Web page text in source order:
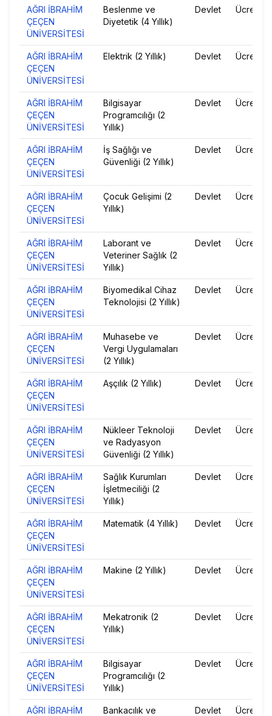
AĞRI İBRAHİM
ÇEÇEN
ÜNİVERSİTESİ
Beslenme ve
Diyetetik (4 Yıllık)
Devlet Ücretsiz
AĞRI İBRAHİM
ÇEÇEN
ÜNİVERSİTESİ
Elektrik (2 Yıllık) Devlet Ücretsiz
AĞRI İBRAHİM
ÇEÇEN
ÜNİVERSİTESİ
Bilgisayar
Programcılığı (2
Yıllık)
Devlet Ücretsiz
AĞRI İBRAHİM
ÇEÇEN
ÜNİVERSİTESİ
İş Sağlığı ve
Güvenliği (2 Yıllık)
Devlet Ücretsiz
AĞRI İBRAHİM
ÇEÇEN
ÜNİVERSİTESİ
Çocuk Gelişimi (2
Yıllık)
Devlet Ücretsiz
AĞRI İBRAHİM
ÇEÇEN
ÜNİVERSİTESİ
Laborant ve
Veteriner Sağlık (2
Yıllık)
Devlet Ücretsiz
AĞRI İBRAHİM
ÇEÇEN
ÜNİVERSİTESİ
Biyomedikal Cihaz
Teknolojisi (2 Yıllık)
Devlet Ücretsiz
AĞRI İBRAHİM
ÇEÇEN
ÜNİVERSİTESİ
Muhasebe ve
Vergi Uygulamaları
(2 Yıllık)
Devlet Ücretsiz
AĞRI İBRAHİM
ÇEÇEN
ÜNİVERSİTESİ
Aşçılık (2 Yıllık) Devlet Ücretsiz
AĞRI İBRAHİM
ÇEÇEN
ÜNİVERSİTESİ
Nükleer Teknoloji
ve Radyasyon
Güvenliği (2 Yıllık)
Devlet Ücretsiz
AĞRI İBRAHİM
ÇEÇEN
ÜNİVERSİTESİ
Sağlık Kurumları
İşletmeciliği (2
Yıllık)
Devlet Ücretsiz
AĞRI İBRAHİM
ÇEÇEN
ÜNİVERSİTESİ
Matematik (4 Yıllık) Devlet Ücretsiz
AĞRI İBRAHİM
ÇEÇEN
ÜNİVERSİTESİ
Makine (2 Yıllık) Devlet Ücretsiz
AĞRI İBRAHİM
ÇEÇEN
ÜNİVERSİTESİ
Mekatronik (2
Yıllık)
Devlet Ücretsiz
AĞRI İBRAHİM
ÇEÇEN
ÜNİVERSİTESİ
Bilgisayar
Programcılığı (2
Yıllık)
Devlet Ücretsiz
AĞRI İBRAHİM
Bankacılık ve
Devlet Ücretsiz